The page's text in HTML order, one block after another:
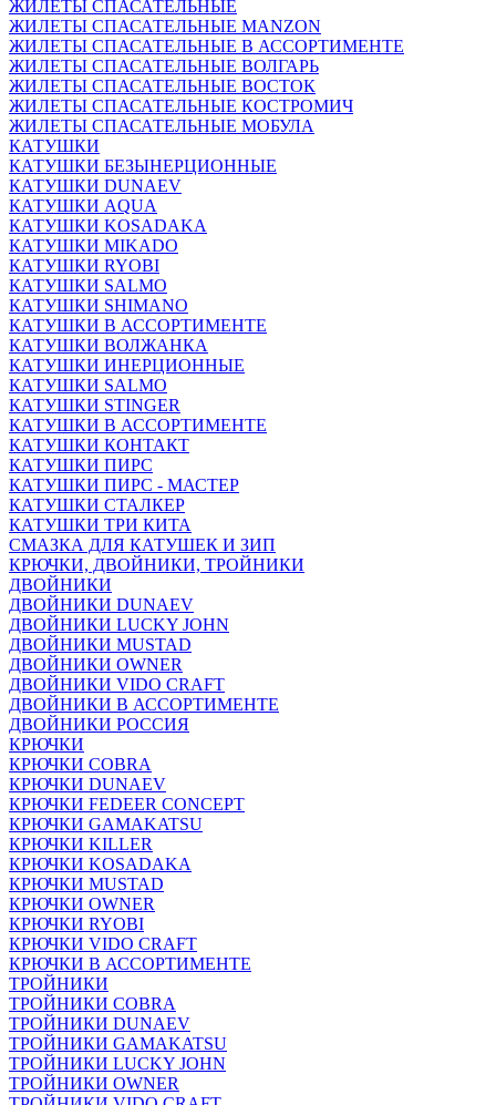
ЖИЛЕТЫ СПАСАТЕЛЬНЫЕ
ЖИЛЕТЫ СПАСАТЕЛЬНЫЕ MANZON
ЖИЛЕТЫ СПАСАТЕЛЬНЫЕ В АССОРТИМЕНТЕ
ЖИЛЕТЫ СПАСАТЕЛЬНЫЕ ВОЛГАРЬ
ЖИЛЕТЫ СПАСАТЕЛЬНЫЕ ВОСТОК
ЖИЛЕТЫ СПАСАТЕЛЬНЫЕ КОСТРОМИЧ
ЖИЛЕТЫ СПАСАТЕЛЬНЫЕ МОБУЛА
КАТУШКИ
КАТУШКИ БЕЗЫНЕРЦИОННЫЕ
КАТУШКИ DUNAEV
КАТУШКИ AQUA
КАТУШКИ KOSADAKA
КАТУШКИ MIKADO
КАТУШКИ RYOBI
КАТУШКИ SALMO
КАТУШКИ SHIMANO
КАТУШКИ В АССОРТИМЕНТЕ
КАТУШКИ ВОЛЖАНКА
КАТУШКИ ИНЕРЦИОННЫЕ
КАТУШКИ SALMO
КАТУШКИ STINGER
КАТУШКИ В АССОРТИМЕНТЕ
КАТУШКИ КОНТАКТ
КАТУШКИ ПИРС
КАТУШКИ ПИРС - МАСТЕР
КАТУШКИ СТАЛКЕР
КАТУШКИ ТРИ КИТА
СМАЗКА ДЛЯ КАТУШЕК И ЗИП
КРЮЧКИ, ДВОЙНИКИ, ТРОЙНИКИ
ДВОЙНИКИ
ДВОЙНИКИ DUNAEV
ДВОЙНИКИ LUCKY JOHN
ДВОЙНИКИ MUSTAD
ДВОЙНИКИ OWNER
ДВОЙНИКИ VIDO CRAFT
ДВОЙНИКИ В АССОРТИМЕНТЕ
ДВОЙНИКИ РОССИЯ
КРЮЧКИ
КРЮЧКИ COBRA
КРЮЧКИ DUNAEV
КРЮЧКИ FEDEER CONCEPT
КРЮЧКИ GAMAKATSU
КРЮЧКИ KILLER
КРЮЧКИ KOSADAKA
КРЮЧКИ MUSTAD
КРЮЧКИ OWNER
КРЮЧКИ RYOBI
КРЮЧКИ VIDO CRAFT
КРЮЧКИ В АССОРТИМЕНТЕ
ТРОЙНИКИ
ТРОЙНИКИ COBRA
ТРОЙНИКИ DUNAEV
ТРОЙНИКИ GAMAKATSU
ТРОЙНИКИ LUCKY JOHN
ТРОЙНИКИ OWNER